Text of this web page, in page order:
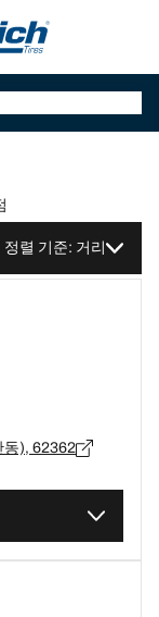
정렬 기준: 거리
동), 62362